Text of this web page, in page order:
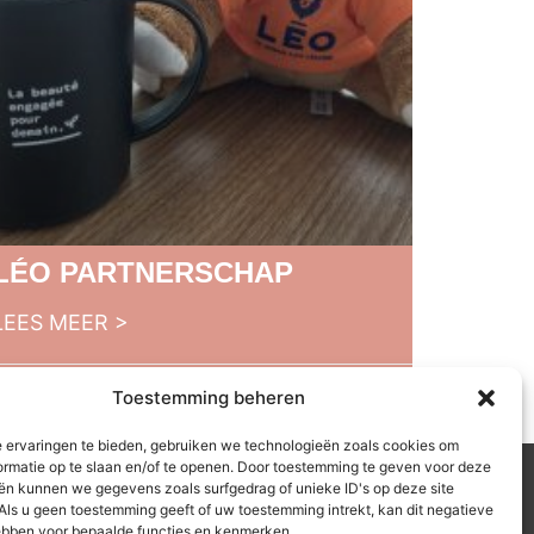
Toestemming beheren
ervaringen te bieden, gebruiken we technologieën zoals cookies om
op te slaan en/of te openen. Door toestemming te geven voor deze
kunnen we gegevens zoals surfgedrag of unieke ID's op deze site
u geen toestemming geeft of uw toestemming intrekt, kan dit negatieve
PARTNERSCHAP
MEER >
4 augustus 2025
des Violettes,
Bonneuil sur Marne
43 77 73 09